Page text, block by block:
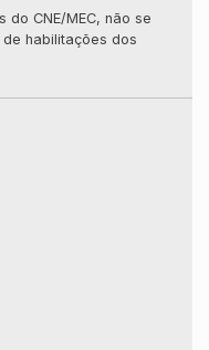
do CNE/MEC, não se
habilitações dos